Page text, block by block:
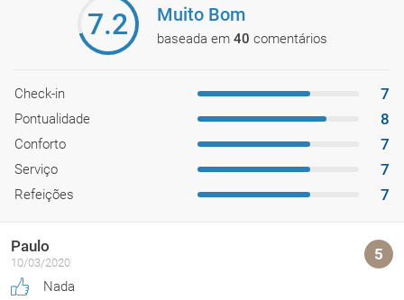
7.2 Muito Bom
baseada em 40 comentários
Check-in 7
Pontualidade 8
Conforto 7
Serviço 7
Refeições 7
Paulo
10/03/2020 5
Nada